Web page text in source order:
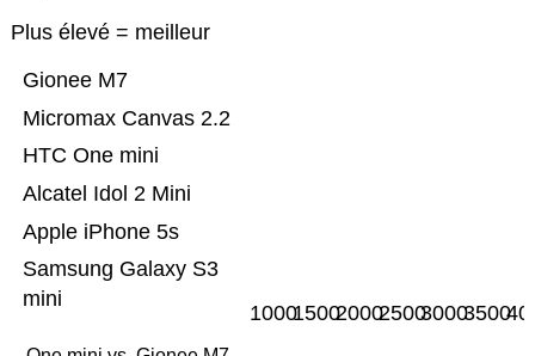
Plus élevé = meilleur
Samsung Galaxy S3
mini
Apple iPhone 5s
Alcatel Idol 2 Mini
HTC One mini
Micromax Canvas 2.2
Gionee M7
100015002000250030003500